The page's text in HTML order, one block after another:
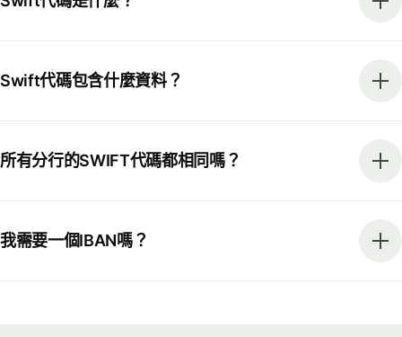
Swift代碼包含什麼資料？
所有分行的SWIFT代碼都相同嗎？
我需要一個IBAN嗎？